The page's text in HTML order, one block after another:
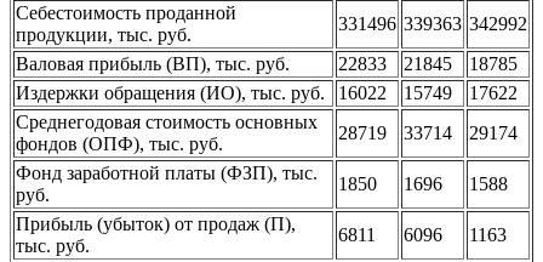
Себестоимость проданной
продукции, тыс. руб.
331496 339363 342992
Валовая прибыль (ВП), тыс. руб.
22833 21845
18785
Издержки обращения (ИО), тыс. руб.
16022 15749
17622
Среднегодовая стоимость основных
фондов (ОПФ), тыс. руб.
28719 33714
29174
Фонд заработной платы (ФЗП), тыс.
руб.
1850 1696
1588
Прибыль (убыток) от продаж (П),
тыс. руб.
6811 6096
1163